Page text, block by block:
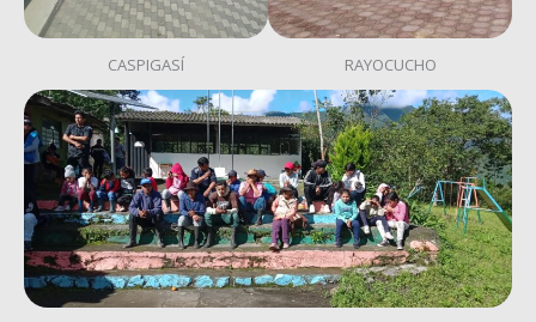
CASPIGASÍ RAYOCUCHO